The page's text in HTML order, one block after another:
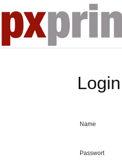
Login
Name
Passwort